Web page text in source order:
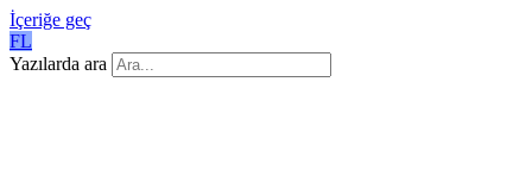
İçeriğe geç
FL
Yazılarda ara